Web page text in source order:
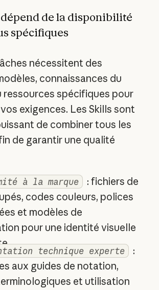
de la disponibilité
spécifiques
nécessitent des
connaissances du
ressources spécifiques pour
exigences. Les Skills sont
de combiner tous les
de garantir une qualité
à la marque
: fichiers de
codes couleurs, polices
et modèles de
pour une identité visuelle
technique experte
:
aux guides de notation,
et utilisation